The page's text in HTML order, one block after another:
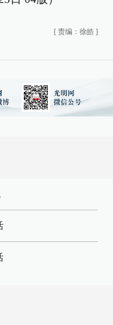
[ 责编：徐皓 ]